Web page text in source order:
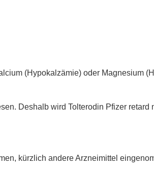
(Hypokalzämie) oder Magnesium
Deshalb wird Tolterodin Pfizer retard
kürzlich andere Arzneimittel